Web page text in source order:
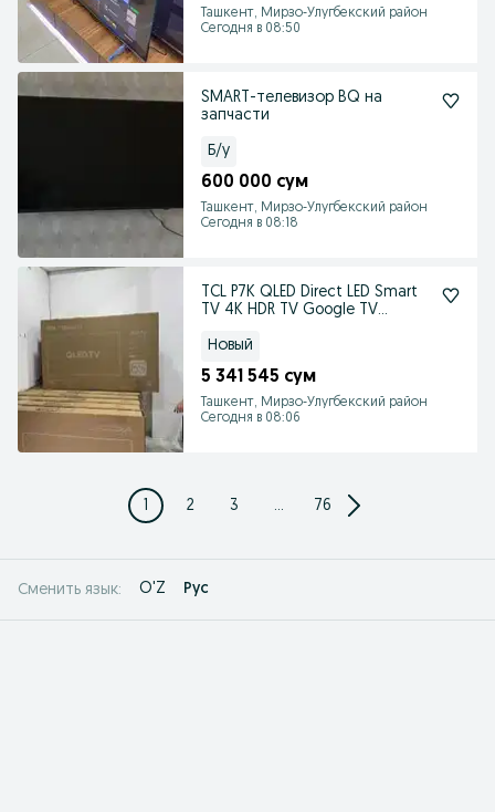
Ташкент, Мирзо-Улугбекский район
Сегодня в 08:50
SMART-телевизор BQ на
запчасти
Б/у
600 000 сум
Ташкент, Мирзо-Улугбекский район
Сегодня в 08:18
TCL P7K QLED Direct LED Smart
TV 4K HDR TV Google TV
Новый
5 341 545 сум
Ташкент, Мирзо-Улугбекский район
Сегодня в 08:06
1 2 3 ... 76
Сменить язык: O'Z Рус